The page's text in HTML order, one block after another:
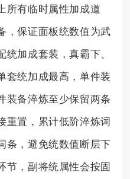
所有临时属性加成道
，保证面板统数值为武
加成套装，真霸下、
套统加成最高，单件装
装备淬炼至少保留两条
重置，累计低阶淬炼词
条，避免统数值断层下
节，副将统属性会按固